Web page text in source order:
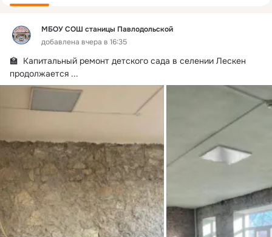
МБОУ СОШ станицы Павлодольской
добавлена вчера в 16:35
🏫  Капитальный ремонт детского сада в селении Лескен
продолжается ...